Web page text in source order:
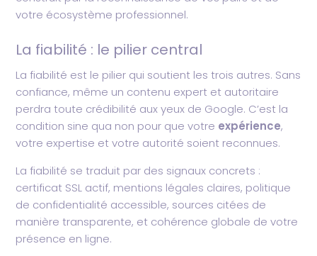
votre écosystème professionnel.
La fiabilité : le pilier central
La fiabilité est le pilier qui soutient les trois autres. Sans
confiance, même un contenu expert et autoritaire
perdra toute crédibilité aux yeux de Google. C’est la
condition sine qua non pour que votre expérience,
votre expertise et votre autorité soient reconnues.
La fiabilité se traduit par des signaux concrets :
certificat SSL actif, mentions légales claires, politique
de confidentialité accessible, sources citées de
manière transparente, et cohérence globale de votre
présence en ligne.